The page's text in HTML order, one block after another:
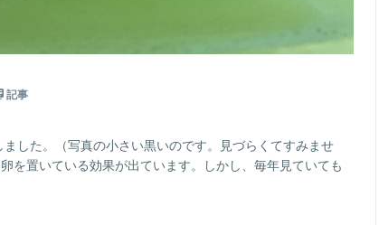
記事
した。（写真の小さい黒いのです。見づらくてすみませ
を置いている効果が出ています。しかし、毎年見ていても